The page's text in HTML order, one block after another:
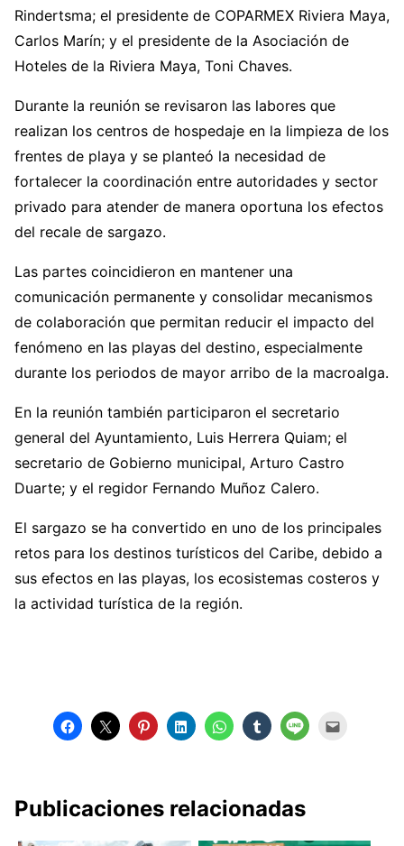
Rindertsma; el presidente de COPARMEX Riviera Maya,
Carlos Marín; y el presidente de la Asociación de
Hoteles de la Riviera Maya, Toni Chaves.
Durante la reunión se revisaron las labores que
realizan los centros de hospedaje en la limpieza de los
frentes de playa y se planteó la necesidad de
fortalecer la coordinación entre autoridades y sector
privado para atender de manera oportuna los efectos
del recale de sargazo.
Las partes coincidieron en mantener una
comunicación permanente y consolidar mecanismos
de colaboración que permitan reducir el impacto del
fenómeno en las playas del destino, especialmente
durante los periodos de mayor arribo de la macroalga.
En la reunión también participaron el secretario
general del Ayuntamiento, Luis Herrera Quiam; el
secretario de Gobierno municipal, Arturo Castro
Duarte; y el regidor Fernando Muñoz Calero.
El sargazo se ha convertido en uno de los principales
retos para los destinos turísticos del Caribe, debido a
sus efectos en las playas, los ecosistemas costeros y
la actividad turística de la región.
Publicaciones relacionadas